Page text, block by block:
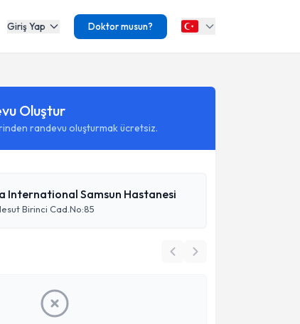
Giriş Yap Doktor musun?
Oluştur
randevu oluşturmak ücretsiz.
International Samsun Hastanesi
Birinci Cad.No:85